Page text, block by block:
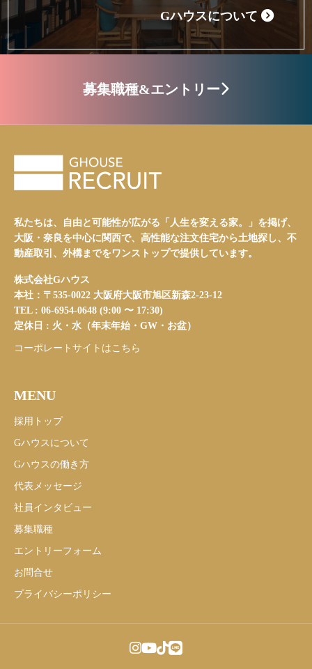
Gハウスについて
募集職種&エントリー
私たちは、自由と可能性が広がる「人生を変える家。」を掲げ、
大阪・奈良を中心に関西で、高性能な注文住宅から土地探し、不
動産取引、外構までをワンストップで提供しています。
株式会社Gハウス
本社：〒535-0022 大阪府大阪市旭区新森2-23-12
TEL : 06-6954-0648 (9:00 〜 17:30)
定休日 : 火・水（年末年始・GW・お盆）
コーポレートサイトはこちら
MENU
採用トップ
Gハウスについて
Gハウスの働き方
代表メッセージ
社員インタビュー
募集職種
エントリーフォーム
お問合せ
プライバシーポリシー